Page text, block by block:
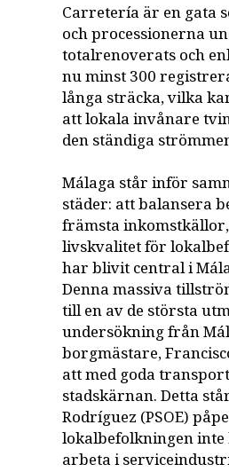
Carretería är en gata
och processionerna
totalrenoverats och
nu minst 300
långa sträcka, vilka
att lokala invånare
den ständiga
Málaga står inför
städer: att balansera
främsta
livskvalitet för
har blivit central i
Denna massiva
till en av de största
undersökning från
borgmästare,
att med goda
stadskärnan. Detta
Rodríguez (PSOE)
lokalbefolkningen inte
arbeta i